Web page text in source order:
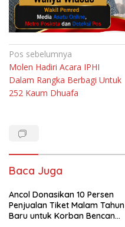
Navigasi
pos
Pos sebelumnya
Molen Hadiri Acara IPHI
Dalam Rangka Berbagi Untuk
252 Kaum Dhuafa
Baca Juga
Ancol Donasikan 10 Persen
Penjualan Tiket Malam Tahun
Baru untuk Korban Bencana